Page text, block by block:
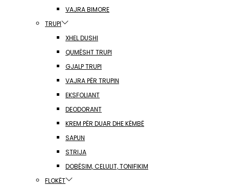
VAJRA BIMORE
TRUPI
XHEL DUSHI
QUMËSHT TRUPI
GJALP TRUPI
VAJRA PËR TRUPIN
EKSFOLIANT
DEODORANT
KREM PËR DUAR DHE KËMBË
SAPUN
STRIJA
DOBËSIM, CELULIT, TONIFIKIM
FLOKËT